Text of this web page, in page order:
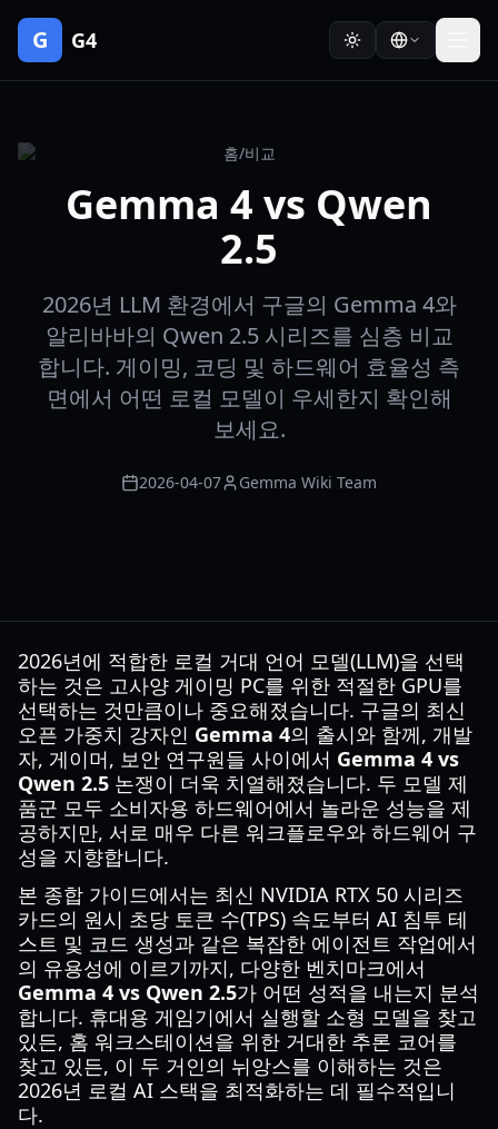
G G4
홈/비교
Gemma 4 vs Qwen
2.5
2026년 LLM 환경에서 구글의 Gemma 4와
알리바바의 Qwen 2.5 시리즈를 심층 비교
합니다. 게이밍, 코딩 및 하드웨어 효율성 측
면에서 어떤 로컬 모델이 우세한지 확인해
보세요.
2026-04-07 Gemma Wiki Team
2026년에 적합한 로컬 거대 언어 모델(LLM)을 선택
하는 것은 고사양 게이밍 PC를 위한 적절한 GPU를
선택하는 것만큼이나 중요해졌습니다. 구글의 최신
오픈 가중치 강자인 Gemma 4의 출시와 함께, 개발
자, 게이머, 보안 연구원들 사이에서 Gemma 4 vs
Qwen 2.5 논쟁이 더욱 치열해졌습니다. 두 모델 제
품군 모두 소비자용 하드웨어에서 놀라운 성능을 제
공하지만, 서로 매우 다른 워크플로우와 하드웨어 구
성을 지향합니다.
본 종합 가이드에서는 최신 NVIDIA RTX 50 시리즈
카드의 원시 초당 토큰 수(TPS) 속도부터 AI 침투 테
스트 및 코드 생성과 같은 복잡한 에이전트 작업에서
의 유용성에 이르기까지, 다양한 벤치마크에서
Gemma 4 vs Qwen 2.5가 어떤 성적을 내는지 분석
합니다. 휴대용 게임기에서 실행할 소형 모델을 찾고
있든, 홈 워크스테이션을 위한 거대한 추론 코어를
찾고 있든, 이 두 거인의 뉘앙스를 이해하는 것은
2026년 로컬 AI 스택을 최적화하는 데 필수적입니
다.